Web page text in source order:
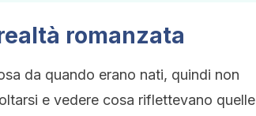
romanzata
da quando erano nati, quindi non
e vedere cosa riflettevano quelle